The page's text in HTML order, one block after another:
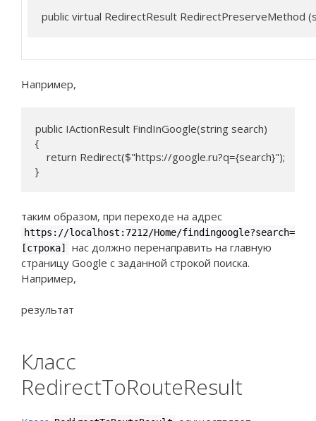
public virtual RedirectResult RedirectPreserveMethod
Например,
public IActionResult FindInGoogle(string search)
{
    return Redirect($"https://google.ru?q={search}");
таким образом, при переходе на адрес
https://localhost:7212/Home/findingoogle?search=
[строка]
нас должно перенаправить на главную
страницу Google с заданной строкой поиска.
Например,
результат
Класс
RedirectToRouteResult